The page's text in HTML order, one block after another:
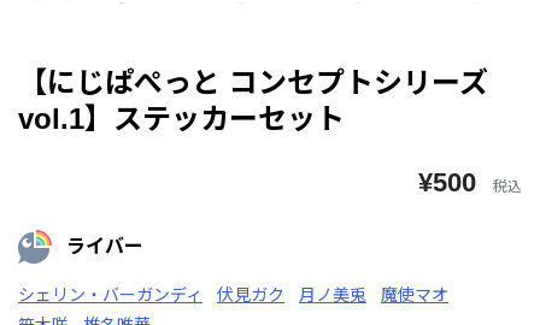
【にじぱぺっと コンセプトシリーズ
vol.1】ステッカーセット
¥500 税込
ライバー
シェリン・バーガンディ 伏見ガク 月ノ美兎
魔使マオ